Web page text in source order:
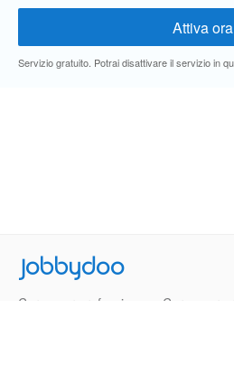
Servizio gratuito. Potrai disattivare il servizio in
Jobbydoo
Cerca per professione
Cerca per